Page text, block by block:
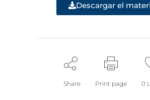
Descargar el
Share Print page 0